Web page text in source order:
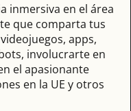
inmersiva en el área
que comparta tus
apps,
involucrarte en
el apasionante
en la UE y otros